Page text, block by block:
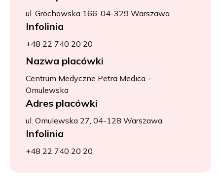
ul. Grochowska 166, 04-329 Warszawa
Infolinia
+48 22 740 20 20
Nazwa placówki
Centrum Medyczne Petra Medica -
Omulewska
Adres placówki
ul. Omulewska 27, 04-128 Warszawa
Infolinia
+48 22 740 20 20